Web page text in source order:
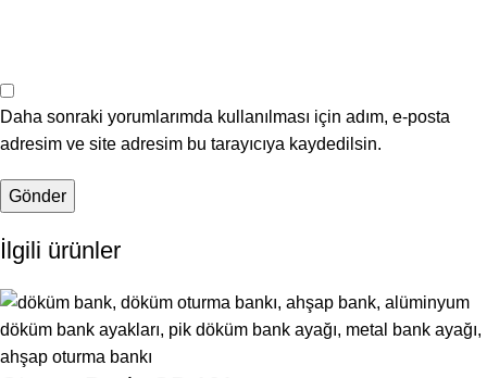
Daha sonraki yorumlarımda kullanılması için adım, e-posta
adresim ve site adresim bu tarayıcıya kaydedilsin.
İlgili ürünler